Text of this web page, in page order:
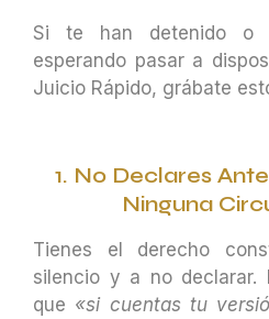
Si te han detenido o
esperando pasar a
Juicio Rápido, grábate
1. No Declares
Ninguna
Tienes el derecho
silencio y a no declarar.
que «si cuentas tu